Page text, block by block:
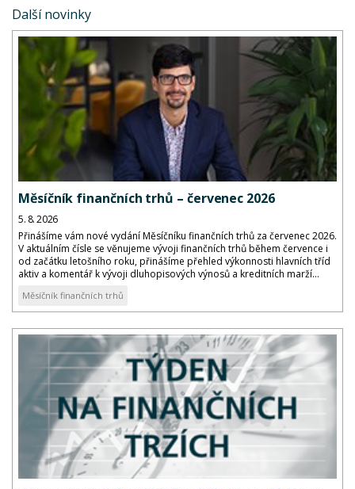
Další novinky
Měsíčník finančních trhů – červenec 2026
5. 8. 2026
Přinášíme vám nové vydání Měsíčníku finančních trhů za červenec 2026.
V aktuálním čísle se věnujeme vývoji finančních trhů během července i
od začátku letošního roku, přinášíme přehled výkonnosti hlavních tříd
aktiv a komentář k vývoji dluhopisových výnosů a kreditních marží...
Měsíčník finančních trhů